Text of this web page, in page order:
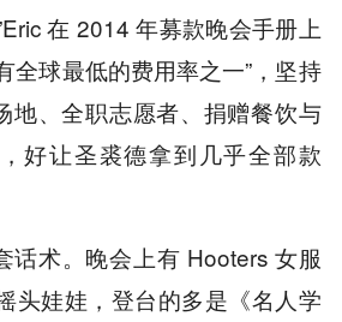
在 2014 年募款晚会手册上
全球最低的费用率之一”，坚持
地、全职志愿者、捐赠餐饮与
好让圣裘德拿到几乎全部款
话术。晚会上有 Hooters 女服
头娃娃，登台的多是《名人学